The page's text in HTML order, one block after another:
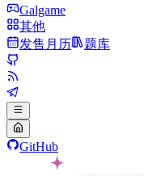
Galgame
其他
发售月历
题库
GitHub